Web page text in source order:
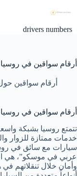
إلى
drivers numbers
أرقام سواقين في روسيا
أرقام سواقين
أرقام سواقين في روسيا
تتمتع روسيا بشبكة
خدمات ممتازة للزوار
سيارات مع سائق في
عربي في موسكو”، هي
وأمان خلال تنقلاتهم